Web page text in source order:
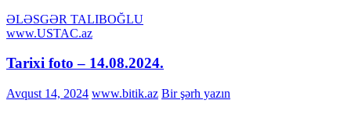
ƏLƏSGƏR TALIBOĞLU
www.USTAC.az
Tarixi foto – 14.08.2024.
Avqust 14, 2024 www.bitik.az Bir şərh yazın